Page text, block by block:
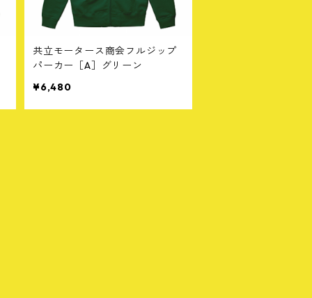
共立モータース商会フルジップ
パーカー［A］グリーン
¥6,480